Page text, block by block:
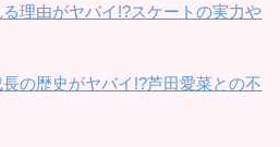
理由がヤバイ!?スケートの実力や
の歴史がヤバイ!?芦田愛菜との不